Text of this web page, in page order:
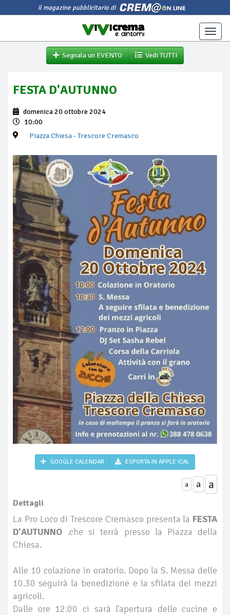
il magazine pubblicitario di
Toggle
Segnala un EVENTO
Vedi TUTTI
FESTA D'AUTUNNO
domenica 20 ottobre 2024
10:00
Piazza Chiesa- Trescore Cremasco
GOOGLE CALENDAR ESPORTA IN APPLE ICAL
a a a
Dettagli
La Pro Loco di Trescore Cremasco presenta la FESTA
D'AUTUNNO .che si terrà presso la Piazza della
Chiesa.
Alle 10 colazione in oratorio. Dopo la S. Messa delle
10.30 seguirà la benedizione e la sfilata dei mezzi
agricoli.
Dalle ore 12.00 ci sarà l'apertura delle cucine e